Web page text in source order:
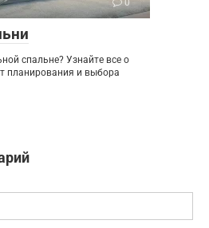
0
спальне? Узнайте все о
планирования и выбора